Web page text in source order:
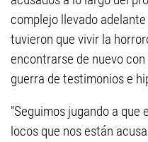
complejo llevado
tuvieron que vivir la
encontrarse de nuevo
guerra de testimonios e
"Seguimos jugando a que
locos que nos están